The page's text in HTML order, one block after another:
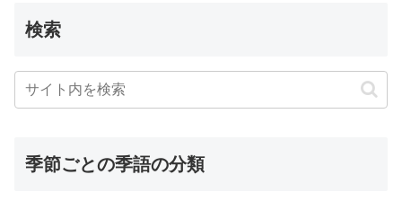
検索
季節ごとの季語の分類